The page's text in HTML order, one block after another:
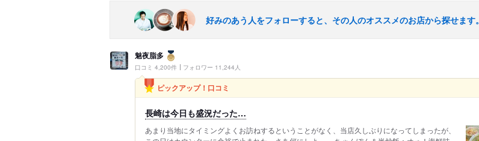
好みのあう人をフォローすると、その人のオススメのお店から探せます。
魅夜脂多
口コミ 4,200件 フォロワー 11,244人
ピックアップ！口コミ
長崎は今日も盛況だった…
あまり当地にタイミングよくお訪ねするということがなく、当店久しぶりになってしまったが、